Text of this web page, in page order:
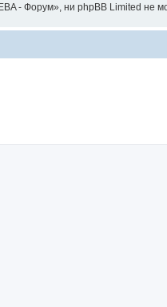
- Форум», ни phpBB Limited не